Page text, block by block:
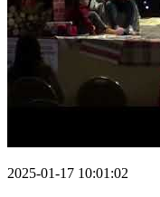
2025-01-17 10:01:02